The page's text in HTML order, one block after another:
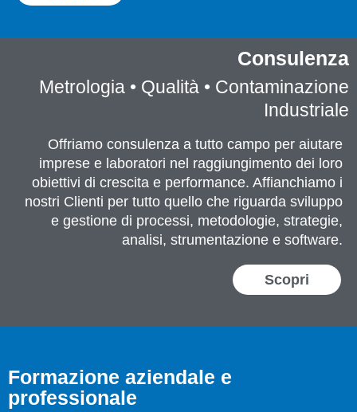
Consulenza
Metrologia • Qualità • Contaminazione
Industriale
Offriamo consulenza a tutto campo per aiutare
imprese e laboratori nel raggiungimento dei loro
obiettivi di crescita e performance. Affianchiamo i
nostri Clienti per tutto quello che riguarda sviluppo
e gestione di processi, metodologie, strategie,
analisi, strumentazione e software.
Scopri
Formazione aziendale e
professionale